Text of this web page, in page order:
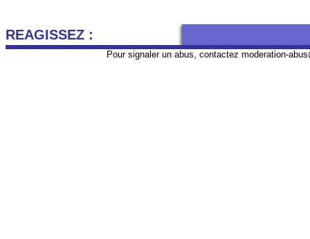
REAGISSEZ :
Pour signaler un abus, contactez moderation-